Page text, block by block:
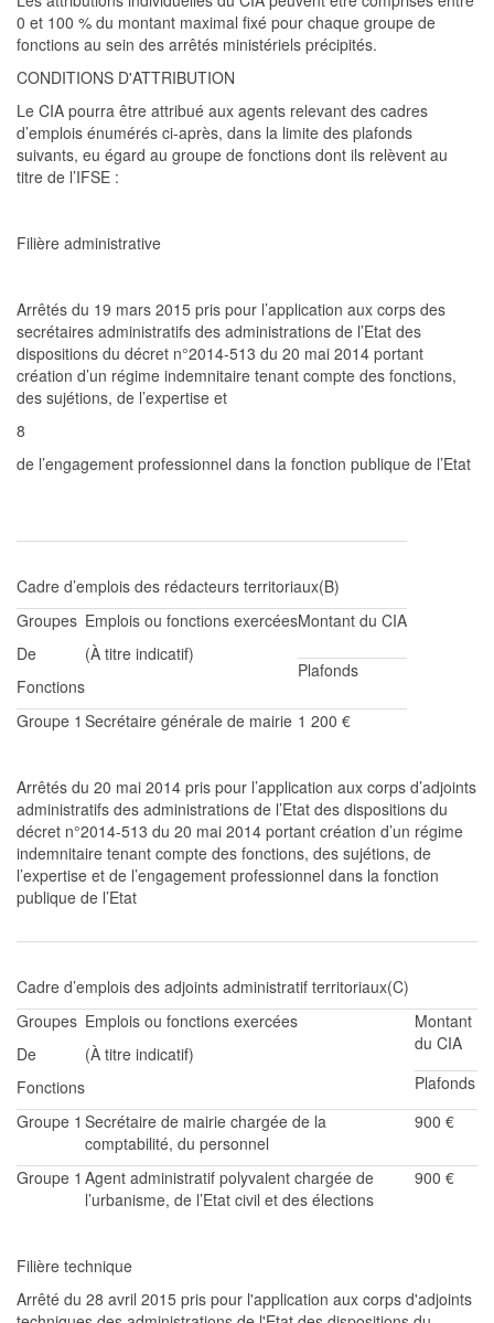
0 et 100 % du montant maximal fixé pour chaque groupe de
fonctions au sein des arrêtés ministériels précipités.
CONDITIONS D'ATTRIBUTION
Le CIA pourra être attribué aux agents relevant des cadres
d’emplois énumérés ci-après, dans la limite des plafonds
suivants, eu égard au groupe de fonctions dont ils relèvent au
titre de l’IFSE :
Filière administrative
Arrêtés du 19 mars 2015 pris pour l’application aux corps des
secrétaires administratifs des administrations de l’Etat des
dispositions du décret n°2014-513 du 20 mai 2014 portant
création d’un régime indemnitaire tenant compte des fonctions,
des sujétions, de l’expertise et
8
de l’engagement professionnel dans la fonction publique de l’Etat
Cadre d’emplois des rédacteurs territoriaux(B)
Groupes
De
Fonctions
Emplois ou fonctions exercées
(À titre indicatif)
Montant du CIA
Plafonds
Groupe 1 Secrétaire générale de mairie 1 200 €
Arrêtés du 20 mai 2014 pris pour l’application aux corps d’adjoints
administratifs des administrations de l’Etat des dispositions du
décret n°2014-513 du 20 mai 2014 portant création d’un régime
indemnitaire tenant compte des fonctions, des sujétions, de
l’expertise et de l’engagement professionnel dans la fonction
publique de l’Etat
Cadre d’emplois des adjoints administratif territoriaux(C)
Groupes
De
Fonctions
Emplois ou fonctions exercées
(À titre indicatif)
Montant
du CIA
Plafonds
Groupe 1 Secrétaire de mairie chargée de la
comptabilité, du personnel
900 €
Groupe 1 Agent administratif polyvalent chargée de
l’urbanisme, de l’Etat civil et des élections
900 €
Filière technique
Arrêté du 28 avril 2015 pris pour l'application aux corps d'adjoints